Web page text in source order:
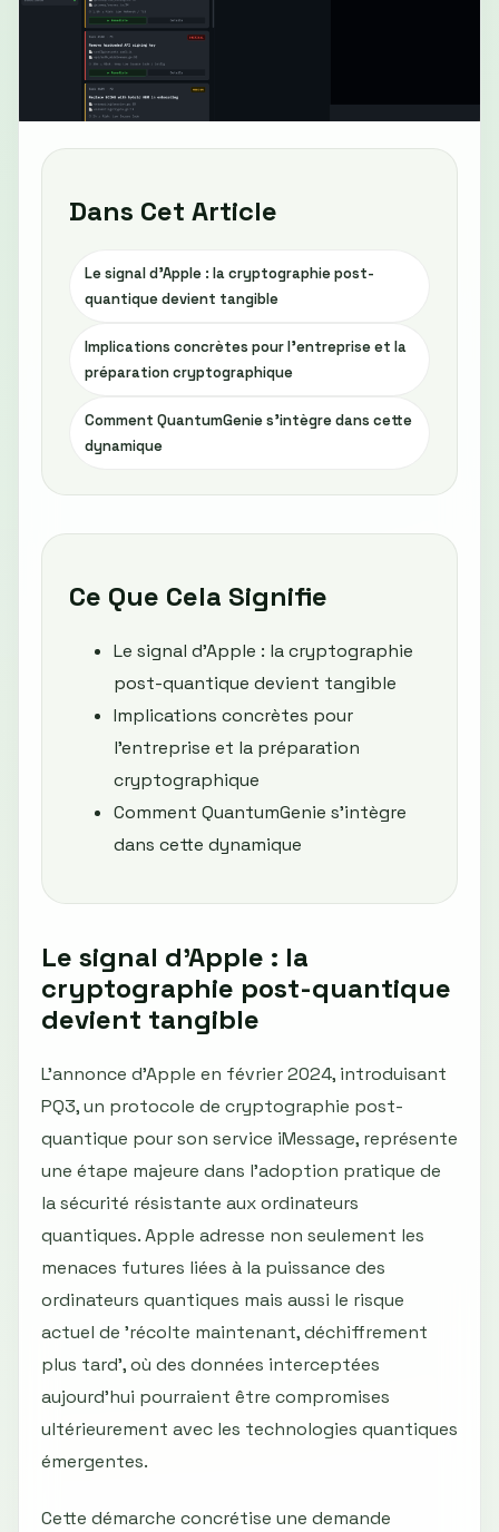
Dans Cet Article
Le signal d'Apple : la cryptographie post-
quantique devient tangible
Implications concrètes pour l'entreprise et la
préparation cryptographique
Comment QuantumGenie s'intègre dans cette
dynamique
Ce Que Cela Signifie
Le signal d'Apple : la cryptographie
post-quantique devient tangible
Implications concrètes pour
l'entreprise et la préparation
cryptographique
Comment QuantumGenie s'intègre
dans cette dynamique
Le signal d'Apple : la
cryptographie post-quantique
devient tangible
L'annonce d'Apple en février 2024, introduisant
PQ3, un protocole de cryptographie post-
quantique pour son service iMessage, représente
une étape majeure dans l'adoption pratique de
la sécurité résistante aux ordinateurs
quantiques. Apple adresse non seulement les
menaces futures liées à la puissance des
ordinateurs quantiques mais aussi le risque
actuel de 'récolte maintenant, déchiffrement
plus tard', où des données interceptées
aujourd’hui pourraient être compromises
ultérieurement avec les technologies quantiques
émergentes.
Cette démarche concrétise une demande